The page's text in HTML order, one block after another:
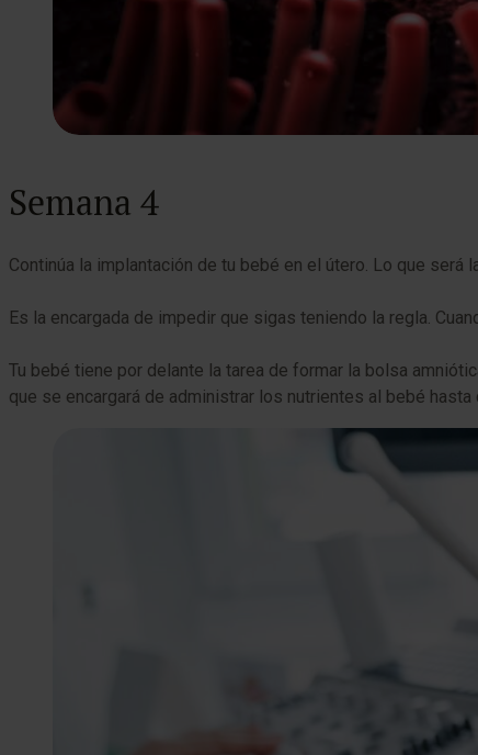
Semana 4
Continúa la implantación de tu bebé en el útero. Lo que
Es la encargada de impedir que sigas teniendo la regla.
Tu bebé tiene por delante la tarea de formar la bolsa
que se encargará de administrar los nutrientes al bebé